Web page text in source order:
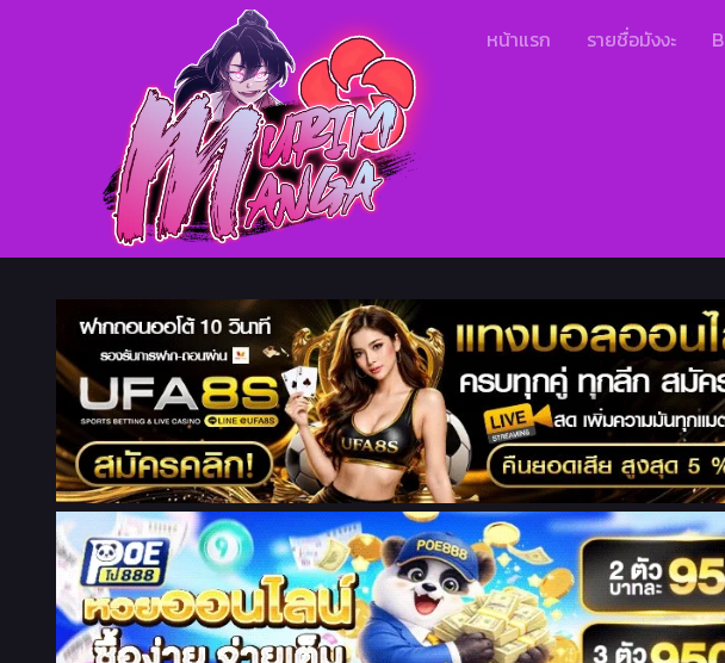
หน้าแรก รายชื่อมังงะ